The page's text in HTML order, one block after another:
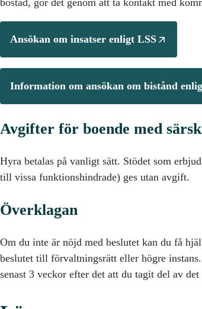
bostad, gör det genom att ta kontakt med
Ansökan om insatser enligt LSS
Information om ansökan om bistånd
Avgifter för boende med
Hyra betalas på vanligt sätt. Stödet som
till vissa funktionshindrade) ges utan avgift.
Överklagan
Om du inte är nöjd med beslutet kan du få
beslutet till förvaltningsrätt eller högre
senast 3 veckor efter det att du tagit del av